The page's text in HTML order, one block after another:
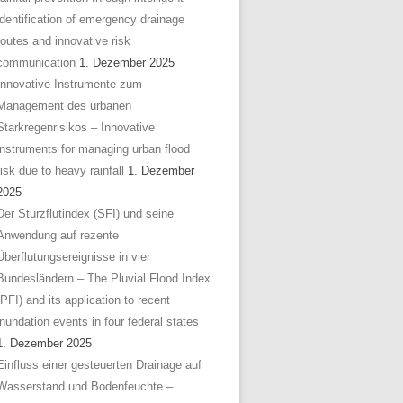
of emergency drainage
and innovative risk
1. Dezember 2025
Innovative Instrumente zum
des urbanen
– Innovative
for managing urban flood
due to heavy rainfall
1. Dezember
Sturzflutindex (SFI) und seine
auf rezente
in vier
– The Pluvial Flood Index
and its application to recent
events in four federal states
Dezember 2025
einer gesteuerten Drainage auf
und Bodenfeuchte –